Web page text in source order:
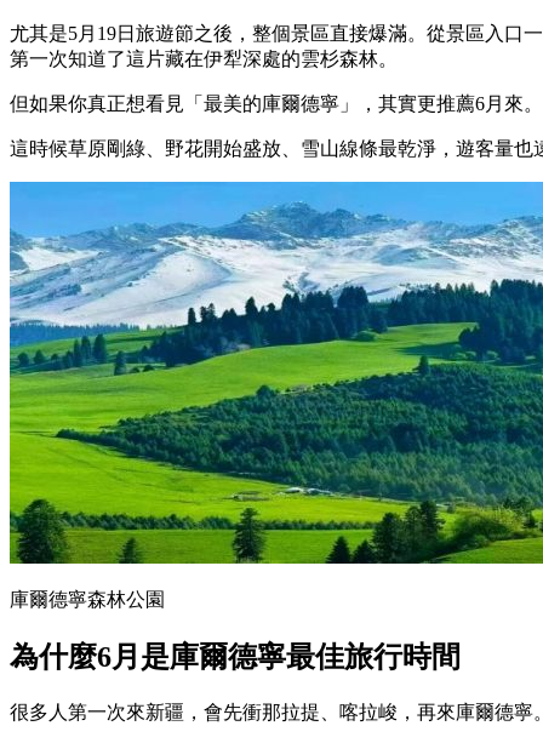
尤其是5月19日旅遊節之後，整個景區直接爆滿。從景區入口
第一次知道了這片藏在伊犁深處的雲杉森林。
但如果你真正想看見「最美的庫爾德寧」，其實更推薦6月來。
這時候草原剛綠、野花開始盛放、雪山線條最乾淨，遊客量
庫爾德寧森林公園
為什麼6月是庫爾德寧最佳旅行時間
很多人第一次來新疆，會先衝那拉提、喀拉峻，再來庫爾德寧